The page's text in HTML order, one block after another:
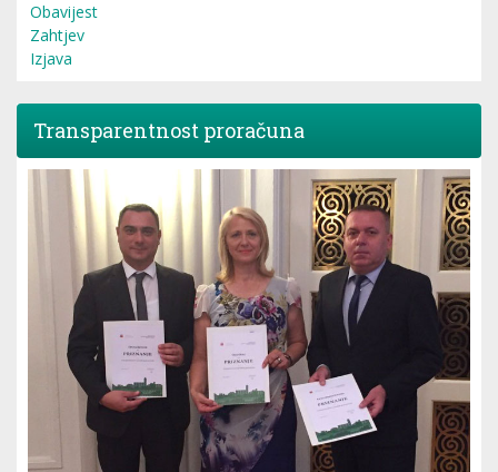
Obavijest
Zahtjev
Izjava
Transparentnost proračuna